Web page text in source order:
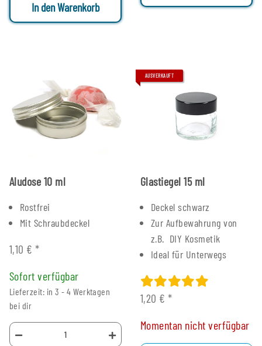
In den Warenkorb
Aludose 10 ml
Rostfrei
Mit Schraubdeckel
1,10 €*
Sofort verfügbar
Lieferzeit: in 3 - 4 Werktagen
bei dir
AUSVERKAUFT
Glastiegel 15 ml
Deckel schwarz
Zur Aufbewahrung von
z.B. DIY Kosmetik
Ideal für Unterwegs
1,20 €*
Momentan nicht verfügbar